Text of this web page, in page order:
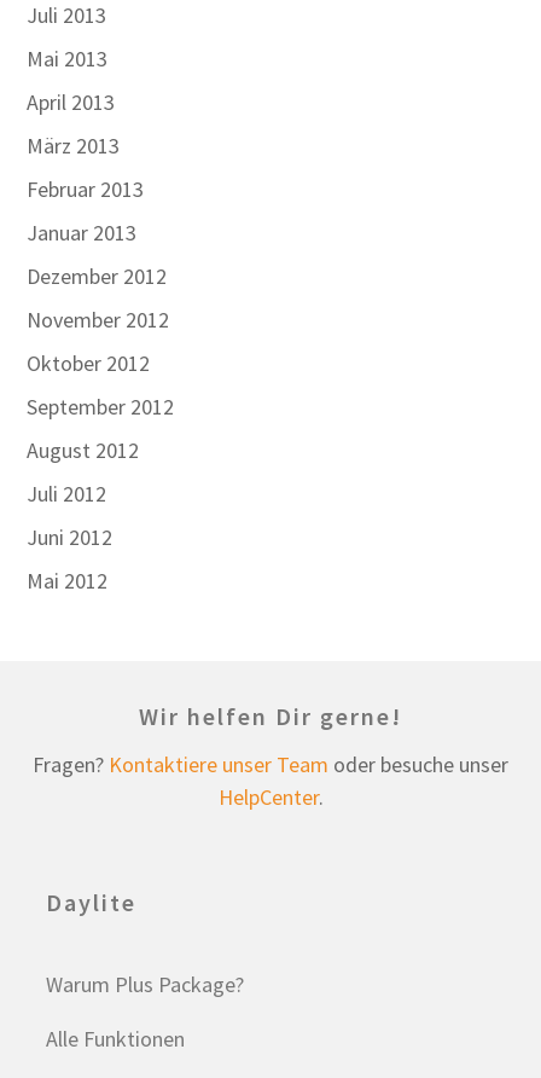
Juli 2013
Mai 2013
April 2013
März 2013
Februar 2013
Januar 2013
Dezember 2012
November 2012
Oktober 2012
September 2012
August 2012
Juli 2012
Juni 2012
Mai 2012
Wir helfen Dir gerne!
Fragen? Kontaktiere unser Team oder besuche unser
HelpCenter.
Daylite
Warum Plus Package?
Alle Funktionen